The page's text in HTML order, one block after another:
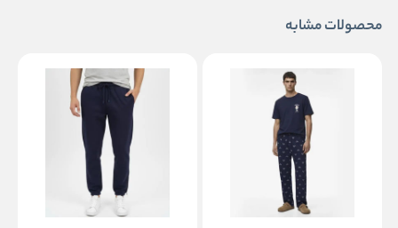
محصولات مشابه